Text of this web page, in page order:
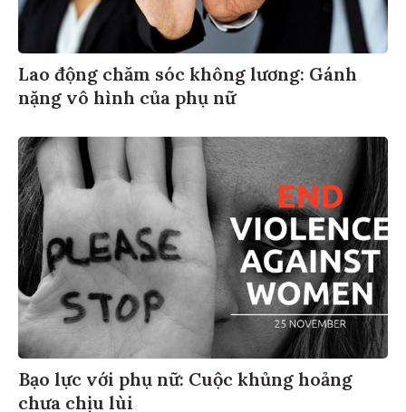
Lao động chăm sóc không lương: Gánh
nặng vô hình của phụ nữ
Bạo lực với phụ nữ: Cuộc khủng hoảng
chưa chịu lùi